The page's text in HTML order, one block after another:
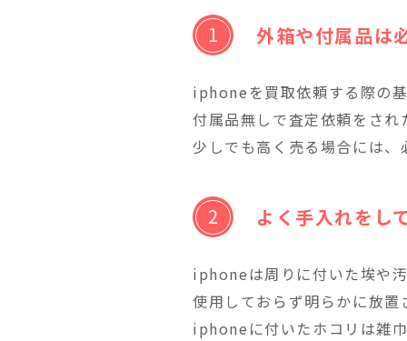
外箱や付属品は
iphoneを買取依頼する際の
付属品無しで査定依頼をさ
少しでも高く売る場合には
よく手入れをし
iphoneは周りに付いた埃や
使用しておらず明らかに放
iphoneに付いたホコリは雑